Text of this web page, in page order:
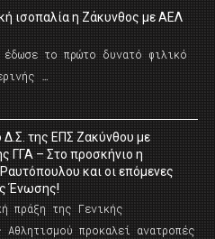
ισοπαλία η Ζάκυνθος με ΑΕΛ
το πρώτο δυνατό φιλικό
…
της ΕΠΣ Ζακύνθου με
ΓΓΑ – Στο προσκήνιο η
και οι επόμενες
Ένωσης!
πράξη της Γενικής
Αθλητισμού προκαλεί ανατροπές